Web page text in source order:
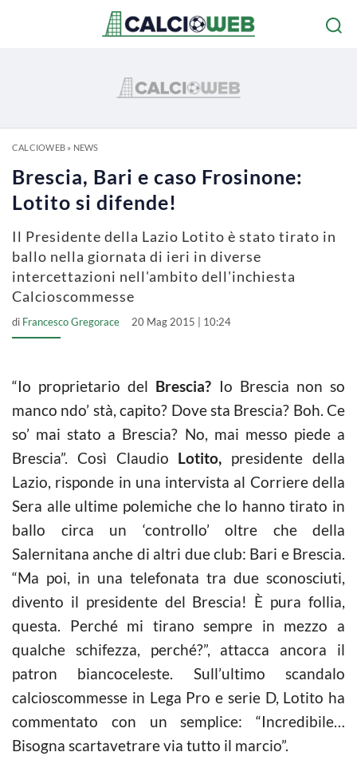
CALCIOWEB» NEWS
Brescia, Bari e caso Frosinone:
Lotito si difende!
Il Presidente della Lazio Lotito è stato tirato in
ballo nella giornata di ieri in diverse
intercettazioni nell'ambito dell'inchiesta
Calcioscommesse
di Francesco Gregorace 20 Mag 2015 | 10:24
“Io proprietario del Brescia? Io Brescia non so
manco ndo’ stà, capito? Dove sta Brescia? Boh. Ce
so’ mai stato a Brescia? No, mai messo piede a
Brescia”. Così Claudio Lotito, presidente della
Lazio, risponde in una intervista al Corriere della
Sera alle ultime polemiche che lo hanno tirato in
ballo circa un ‘controllo’ oltre che della
Salernitana anche di altri due club: Bari e Brescia.
“Ma poi, in una telefonata tra due sconosciuti,
divento il presidente del Brescia! È pura follia,
questa. Perché mi tirano sempre in mezzo a
qualche schifezza, perché?”, attacca ancora il
patron biancoceleste. Sull’ultimo scandalo
calcioscommesse in Lega Pro e serie D, Lotito ha
commentato con un semplice: “Incredibile…
Bisogna scartavetrare via tutto il marcio”.